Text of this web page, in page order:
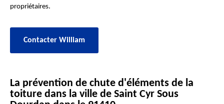
propriétaires.
Contacter William
La prévention de chute d'éléments de la
toiture dans la ville de Saint Cyr Sous